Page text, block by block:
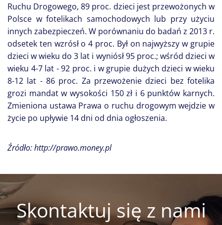
Ruchu Drogowego, 89 proc. dzieci jest przewożonych w
Polsce w fotelikach samochodowych lub przy użyciu
innych zabezpieczeń. W porównaniu do badań z 2013 r.
odsetek ten wzrósł o 4 proc. Był on najwyższy w grupie
dzieci w wieku do 3 lat i wyniósł 95 proc.; wśród dzieci w
wieku 4-7 lat - 92 proc. i w grupie dużych dzieci w wieku
8-12 lat - 86 proc. Za przewożenie dzieci bez fotelika
grozi mandat w wysokości 150 zł i 6 punktów karnych.
Zmieniona ustawa Prawa o ruchu drogowym wejdzie w
życie po upływie 14 dni od dnia ogłoszenia.
Źródło: http://prawo.money.pl
Skontaktuj się z nami